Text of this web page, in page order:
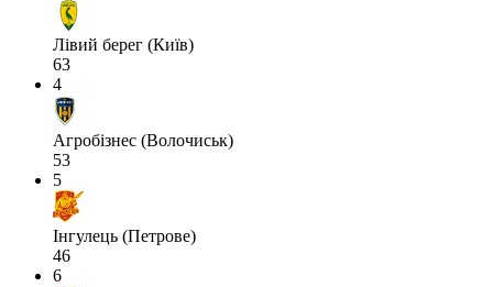
Лівий берег (Київ)
63
4
Агробізнес (Волочиськ)
53
5
Інгулець (Петрове)
46
6